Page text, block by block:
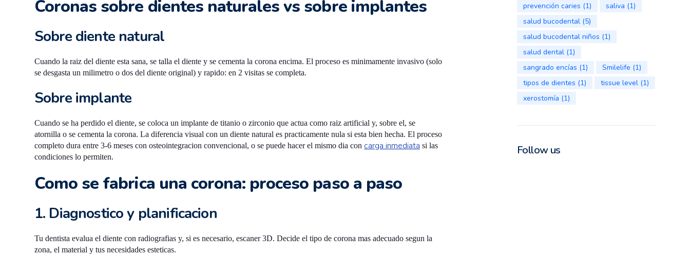
Coronas sobre dientes naturales vs sobre implantes
Sobre diente natural
Cuando la raiz del diente esta sana, se talla el diente y se cementa la corona encima. El proceso es minimamente invasivo (solo
se desgasta un milimetro o dos del diente original) y rapido: en 2 visitas se completa.
Sobre implante
Cuando se ha perdido el diente, se coloca un implante de titanio o zirconio que actua como raiz artificial y, sobre el, se
atornilla o se cementa la corona. La diferencia visual con un diente natural es practicamente nula si esta bien hecha. El proceso
completo dura entre 3-6 meses con osteointegracion convencional, o se puede hacer el mismo dia con carga inmediata si las
condiciones lo permiten.
Como se fabrica una corona: proceso paso a paso
1. Diagnostico y planificacion
Tu dentista evalua el diente con radiografias y, si es necesario, escaner 3D. Decide el tipo de corona mas adecuado segun la
zona, el material y tus necesidades esteticas.
prevención caries (1) saliva (1)
salud bucodental(5)
salud bucodental niños (1)
salud dental(1)
sangrado encías (1) Smilelife (1)
tipos de dientes (1) tissue level(1)
xerostomía (1)
Follow us